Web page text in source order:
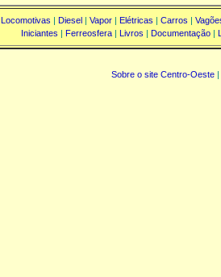
Locomotivas | Diesel | Vapor | Elétricas | Carros |
Iniciantes | Ferreosfera| Livros | Documentação|
Sobre o site Centro-Oeste|